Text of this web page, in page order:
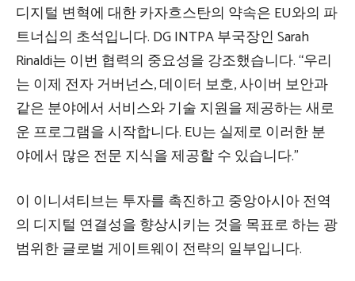
디지털 변혁에 대한 카자흐스탄의 약속은 EU와의 파
트너십의 초석입니다. DG INTPA 부국장인 Sarah
Rinaldi는 이번 협력의 중요성을 강조했습니다. “우리
는 이제 전자 거버넌스, 데이터 보호, 사이버 보안과
같은 분야에서 서비스와 기술 지원을 제공하는 새로
운 프로그램을 시작합니다. EU는 실제로 이러한 분
야에서 많은 전문 지식을 제공할 수 있습니다.”
이 이니셔티브는 투자를 촉진하고 중앙아시아 전역
의 디지털 연결성을 향상시키는 것을 목표로 하는 광
범위한 글로벌 게이트웨이 전략의 일부입니다.